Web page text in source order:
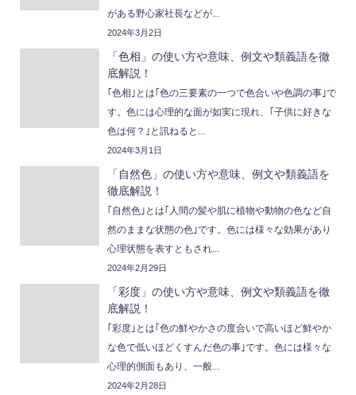
がある野心家社長などが...
2024年3月2日
「色相」の使い方や意味、例文や類義語を徹
底解説！
｢色相｣とは｢色の三要素の一つで色合いや色調の事｣で
す。色には心理的な面が如実に現れ、｢子供に好きな
色は何？｣と訊ねると...
2024年3月1日
「自然色」の使い方や意味、例文や類義語を
徹底解説！
｢自然色｣とは｢人間の髪や肌に植物や動物の色など自
然のままな状態の色｣です。色には様々な効果があり
心理状態を表すともされ...
2024年2月29日
「彩度」の使い方や意味、例文や類義語を徹
底解説！
｢彩度｣とは｢色の鮮やかさの度合いで高いほど鮮やか
な色で低いほどくすんだ色の事｣です。色には様々な
心理的側面もあり、一般...
2024年2月28日